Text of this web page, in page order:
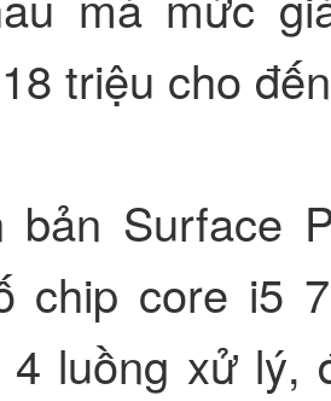
triệu cho
bản Surface
chip core i5
4 luồng xử lý,